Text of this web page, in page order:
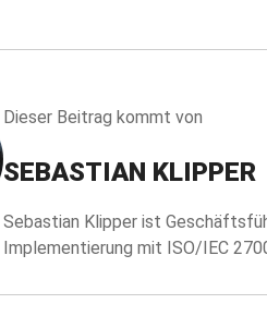
Dieser Beitrag kommt von
SEBASTIAN KLIPPER
Sebastian Klipper ist
Implementierung mit ISO/IEC